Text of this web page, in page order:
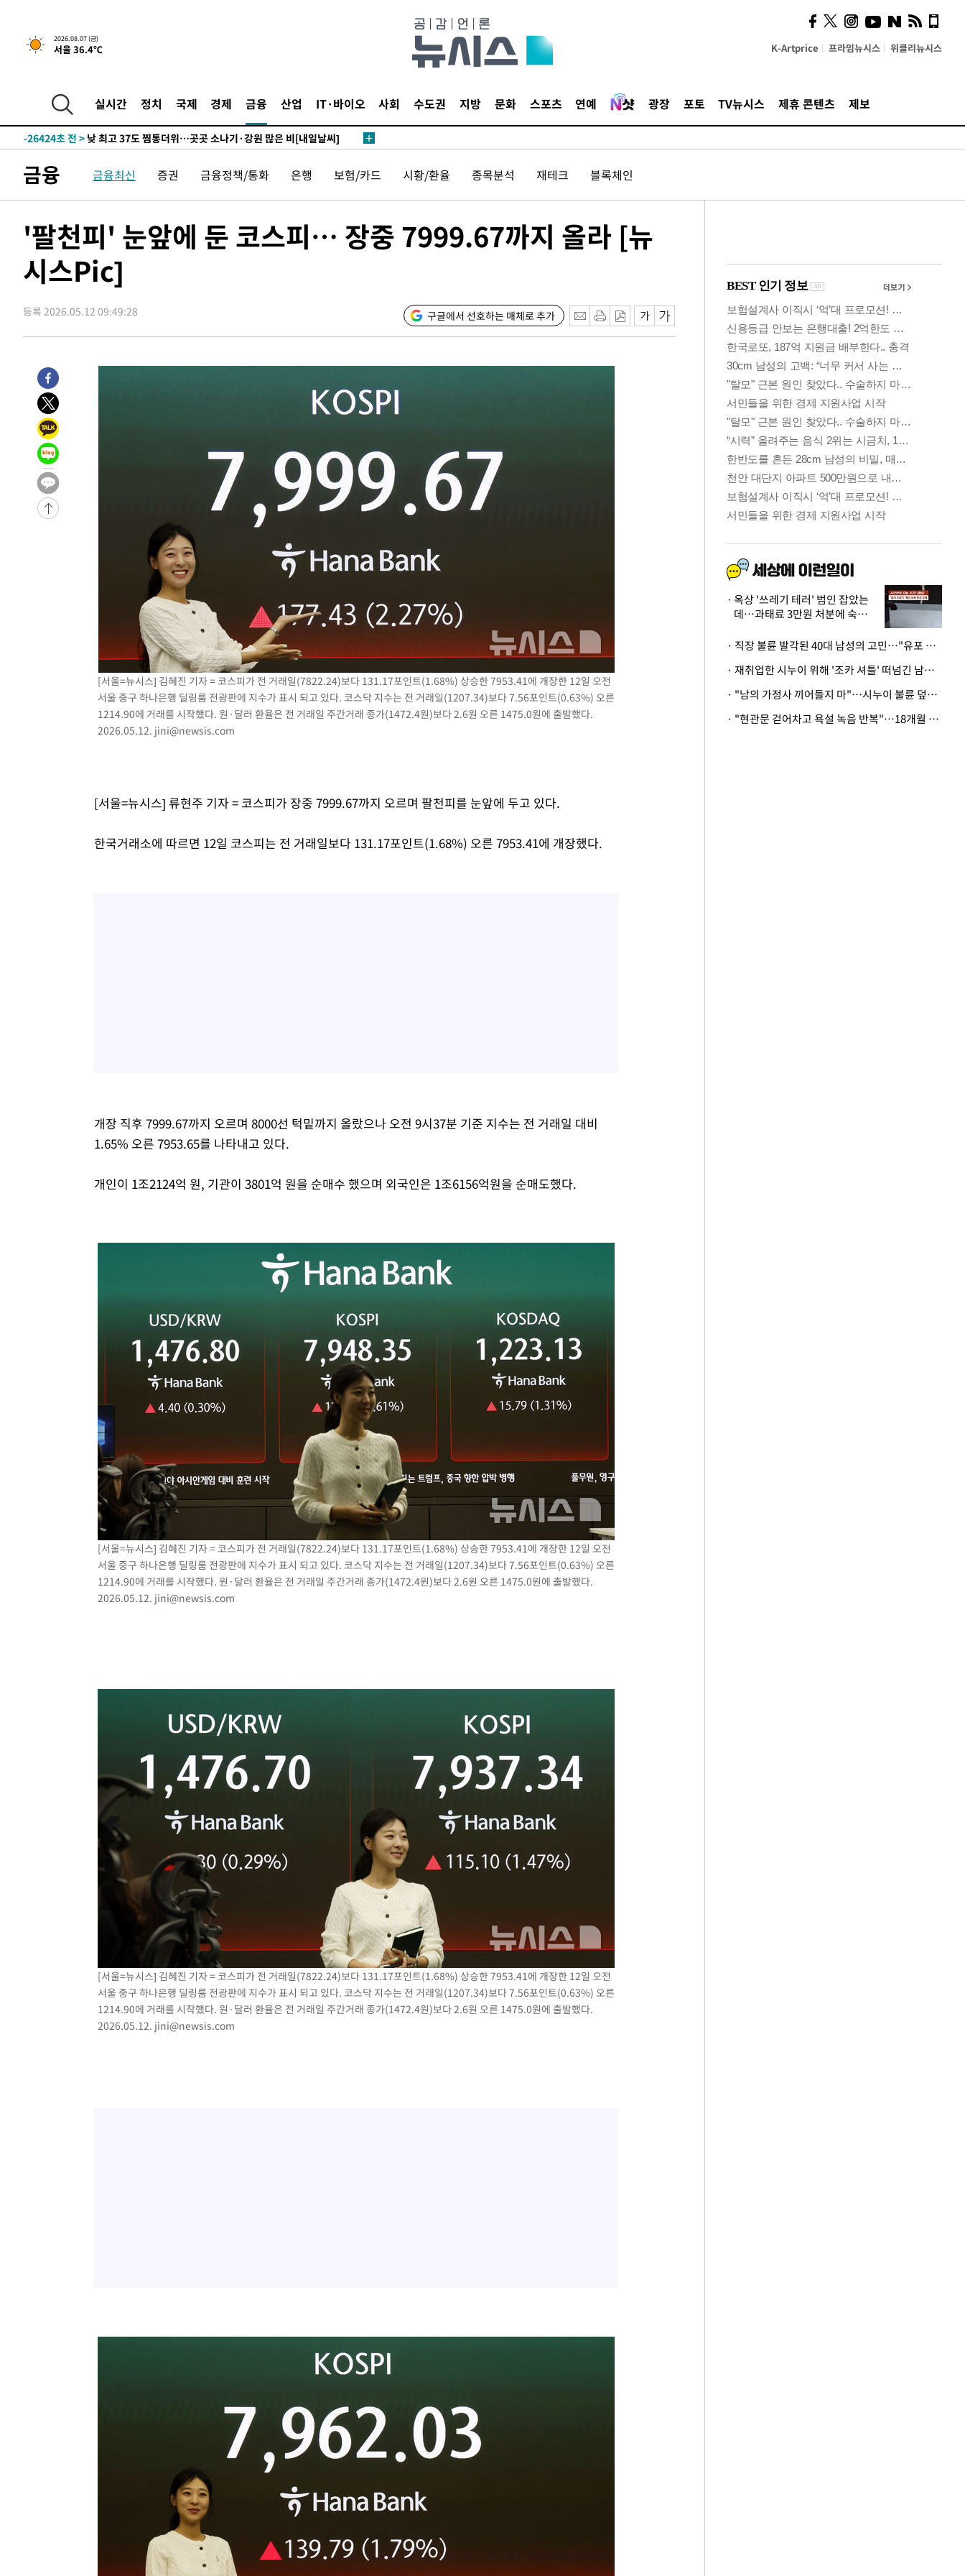
2026.08.07 (금)
서울 36.4℃ K-Artprice 프라임뉴시스 위클리뉴시스
실시간 정치 국제 경제 금융 산업 IT·바이오 사회 수도권 지방 문화 스포츠 연예 광장 포토 TV뉴시스 제휴 콘텐츠 제보
-660초 전 >민주 콩고 에볼라환자 4천명 돌파, 4053명 발생 1850명 사망
-28490초 전 >
-28453초 전 >
[단독]중수청 지원 검사들, 정원 초과 시 낮은 계급 임용…희망지 못
갈 수도
-26424초 전 > 낮 최고 37도 찜통더위…곳곳 소나기·강원 많은 비[내일날씨]
-24730초 전 >SK하이닉스, 용인·청주 팹에 54조 투자…"AI 메모리 수요 선제 대
응"
-21586초 전 >
여자배구 이재영·이다영 자매, 아제르바이잔 투란VC 입단
-20526초 전 >[속보]코스피, 6200선 약보합…0.60% 내린 6258.77에 마쳐
-20506초 전 >
[속보]원·달러 환율, 7.7원 내린 1416.1원 마감
-20395초 전 >[속보] 노원서 40.1도 관측…서울, 2018년 이후 첫 40도
-16358초 전 >외신들도 주목한 韓축구 파문…"국민적 공분에 수사 재개"
-16329초 전 >11시간 압수수색에 성접대 파문까지…'쑥대밭' 된 축구협회
병태 후임
-11709초 전 >
-7034초 전 >
[속보] 7월 중국 수출 23.9%↑ 수입 27.5%↑…무역총액 25.3%↑
-4194초 전 >
-4060초 전 >
-660초 전 >
민주 콩고 에볼라환자 4천명 돌파, 4053명 발생 1850명 사망
-28526초 전 >
"낮 기온 소폭 하락"…수도권 폭염중대경보, 폭염경보로 하향
-28490초 전 >
[속보]이 대통령, '호우피해' 안동·의성 관할 4개 면 특별재난지역
선포
-28453초 전 >
[단독]중수청 지원 검사들, 정원 초과 시 낮은 계급 임용…희망지 못
낮 최고 37도 찜통더위…곳곳 소나기·강원 많은 비[내일날씨]
SK하이닉스, 용인·청주 팹에 54조 투자…"AI 메모리 수요 선제 대
여자배구 이재영·이다영 자매, 아제르바이잔 투란VC 입단
외국인 심판 성 접대 7경기 들여다보니…한국 축구 '5승 2무'
[속보]코스닥, 2.86포인트(0.36%) 내린 798.81마감
[속보]코스피, 6200선 약보합…0.60% 내린 6258.77에 마쳐
[속보]원·달러 환율, 7.7원 내린 1416.1원 마감
[속보] 노원서 40.1도 관측…서울, 2018년 이후 첫 40도
[속보]종합특검, '계엄 수용공간 확보' 신용해 前교정본부장 기소
외신들도 주목한 韓축구 파문…"국민적 공분에 수사 재개"
11시간 압수수색에 성접대 파문까지…'쑥대밭' 된 축구협회
[속보] 7월 중국 수출 23.9%↑ 수입 27.5%↑…무역총액 25.3%↑
[속보]종합특검, '관저이전 봐주기 감사' 유병호 구속기소
금융 금융최신 증권 금융정책/통화 은행 보험/카드 시황/환율 종목분석 재테크 블록체인
'팔천피' 눈앞에 둔 코스피… 장중 7999.67까지 올라 [뉴
시스Pic]
등록 2026.05.12 09:49:28 구글에서 선호하는 매체로 추가
[서울=뉴시스] 김혜진 기자 = 코스피가 전 거래일(7822.24)보다 131.17포인트(1.68%) 상승한 7953.41에 개장한 12일 오전
서울 중구 하나은행 딜링룸 전광판에 지수가 표시 되고 있다. 코스닥 지수는 전 거래일(1207.34)보다 7.56포인트(0.63%) 오른
1214.90에 거래를 시작했다. 원·달러 환율은 전 거래일 주간거래 종가(1472.4원)보다 2.6원 오른 1475.0원에 출발했다.
2026.05.12. jini@newsis.com
[서울=뉴시스] 류현주 기자 = 코스피가 장중 7999.67까지 오르며 팔천피를 눈앞에 두고 있다.
한국거래소에 따르면 12일 코스피는 전 거래일보다 131.17포인트(1.68%) 오른 7953.41에 개장했다.
개장 직후 7999.67까지 오르며 8000선 턱밑까지 올랐으나 오전 9시37분 기준 지수는 전 거래일 대비
1.65% 오른 7953.65를 나타내고 있다.
개인이 1조2124억 원, 기관이 3801억 원을 순매수 했으며 외국인은 1조6156억원을 순매도했다.
[서울=뉴시스] 김혜진 기자 = 코스피가 전 거래일(7822.24)보다 131.17포인트(1.68%) 상승한 7953.41에 개장한 12일 오전
서울 중구 하나은행 딜링룸 전광판에 지수가 표시 되고 있다. 코스닥 지수는 전 거래일(1207.34)보다 7.56포인트(0.63%) 오른
1214.90에 거래를 시작했다. 원·달러 환율은 전 거래일 주간거래 종가(1472.4원)보다 2.6원 오른 1475.0원에 출발했다.
2026.05.12. jini@newsis.com
[서울=뉴시스] 김혜진 기자 = 코스피가 전 거래일(7822.24)보다 131.17포인트(1.68%) 상승한 7953.41에 개장한 12일 오전
서울 중구 하나은행 딜링룸 전광판에 지수가 표시 되고 있다. 코스닥 지수는 전 거래일(1207.34)보다 7.56포인트(0.63%) 오른
1214.90에 거래를 시작했다. 원·달러 환율은 전 거래일 주간거래 종가(1472.4원)보다 2.6원 오른 1475.0원에 출발했다.
2026.05.12. jini@newsis.com
시, 스마트폰 액세서리에
NFC 더했다
옥상 '쓰레기 테러' 범인 잡았는
데…과태료 3만원 처분에 숙박업
· 직장 불륜 발각된 40대 남성의 고민…"유포 동료 명예훼손·협박죄 고소 가능할까"
· 재취업한 시누이 위해 '조카 셔틀' 떠넘긴 남편…아내 "난 못한다"
· "남의 가정사 끼어들지 마"…시누이 불륜 덮으려는 남편에 억울한 아내
· "현관문 걷어차고 욕설 녹음 반복"…18개월 아기 키우는 집 뒤흔든 '앞집의 비극'